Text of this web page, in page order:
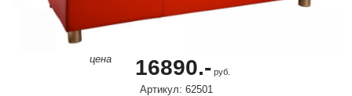
цена 16890.-руб.
Артикул: 62501